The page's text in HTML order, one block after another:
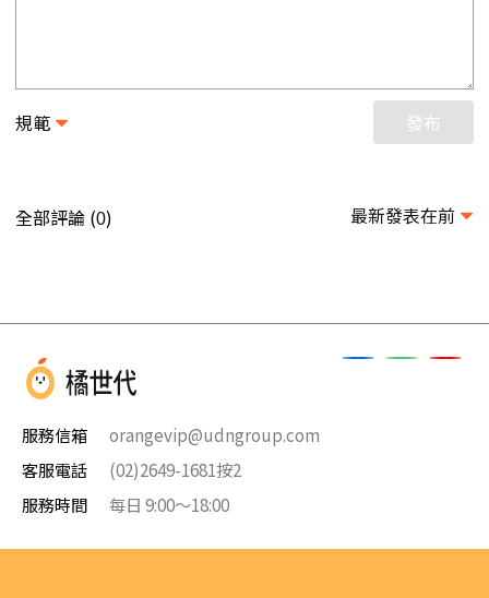
規範 發布
全部評論 (0) 最新發表在前
服務信箱
orangevip@udngroup.com
客服電話
(02)2649-1681按2
服務時間
每日 9:00～18:00